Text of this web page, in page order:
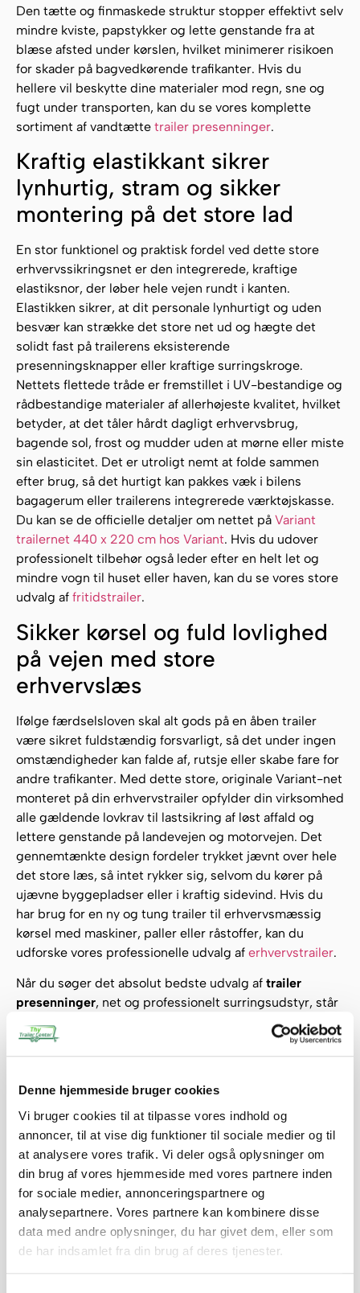
Denne hjemmeside bruger cookies
Vi bruger cookies til at tilpasse vores indhold og
annoncer, til at vise dig funktioner til sociale medier og til
at analysere vores trafik. Vi deler også oplysninger om
din brug af vores hjemmeside med vores partnere inden
for sociale medier, annonceringspartnere og
analysepartnere. Vores partnere kan kombinere disse
data med andre oplysninger, du har givet dem, eller som
de har indsamlet fra din brug af deres tjenester.
Den tætte og finmaskede struktur stopper effektivt selv
mindre kviste, papstykker og lette genstande fra at
blæse afsted under kørslen, hvilket minimerer risikoen
for skader på bagvedkørende trafikanter. Hvis du
hellere vil beskytte dine materialer mod regn, sne og
fugt under transporten, kan du se vores komplette
sortiment af vandtætte trailer presenninger.
Kraftig elastikkant sikrer
lynhurtig, stram og sikker
montering på det store lad
En stor funktionel og praktisk fordel ved dette store
erhvervssikringsnet er den integrerede, kraftige
elastiksnor, der løber hele vejen rundt i kanten.
Elastikken sikrer, at dit personale lynhurtigt og uden
besvær kan strække det store net ud og hægte det
solidt fast på trailerens eksisterende
presenningsknapper eller kraftige surringskroge.
Nettets flettede tråde er fremstillet i UV-bestandige og
rådbestandige materialer af allerhøjeste kvalitet, hvilket
betyder, at det tåler hårdt dagligt erhvervsbrug,
bagende sol, frost og mudder uden at mørne eller miste
sin elasticitet. Det er utroligt nemt at folde sammen
efter brug, så det hurtigt kan pakkes væk i bilens
bagagerum eller trailerens integrerede værktøjskasse.
Du kan se de officielle detaljer om nettet på Variant
trailernet 440 x 220 cm hos Variant. Hvis du udover
professionelt tilbehør også leder efter en helt let og
mindre vogn til huset eller haven, kan du se vores store
udvalg af fritidstrailer.
Sikker kørsel og fuld lovlighed
på vejen med store
erhvervslæs
Ifølge færdselsloven skal alt gods på en åben trailer
være sikret fuldstændig forsvarligt, så det under ingen
omstændigheder kan falde af, rutsje eller skabe fare for
andre trafikanter. Med dette store, originale Variant-net
monteret på din erhvervstrailer opfylder din virksomhed
alle gældende lovkrav til lastsikring af løst affald og
lettere genstande på landevejen og motorvejen. Det
gennemtænkte design fordeler trykket jævnt over hele
det store læs, så intet rykker sig, selvom du kører på
ujævne byggepladser eller i kraftig sidevind. Hvis du
har brug for en ny og tung trailer til erhvervsmæssig
kørsel med maskiner, paller eller råstoffer, kan du
udforske vores professionelle udvalg af erhvervstrailer.
Når du søger det absolut bedste udvalg af trailer
presenninger, net og professionelt surringsudstyr, står
vi altid klar med god rådgivning hos
Thytrailercenter.dk
. Gør firmaets daglige køreture med
store byggeaffaldsmængder, pap og materialer langt
trailernet direkte i vores webshop i dag!
Tilføj til kurv
Levering